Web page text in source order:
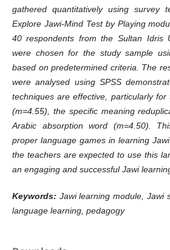
gathered quantitatively using survey
Explore Jawi-Mind Test by Playing
40 respondents from the Sultan Idris
were chosen for the study sample
based on predetermined criteria. The
were analysed using SPSS
techniques are effective, particularly
(m=4.55), the specific meaning
Arabic absorption word (m=4.50).
proper language games in learning
the teachers are expected to use this
an engaging and successful Jawi
Keywords: Jawi learning module, Jawi
language learning, pedagogy